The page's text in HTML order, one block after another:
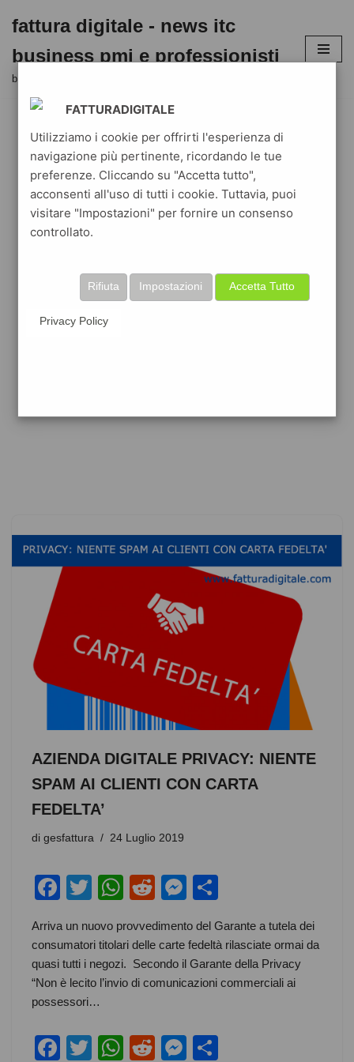
al
contenuto
fattura digitale - news itc
business pmi e professionisti
business blog aziende e liberi professionisti in digitale
AZIENDA DIGITALE PRIVACY: NIENTE
SPAM AI CLIENTI CON CARTA
FEDELTA’
di gesfattura 24 Luglio 2019
F
c
e
b
o
o
T
tt
er
W
at
s
A
p
R
d
di
t
M
ss
e
n
er
n
di
vi
Arriva un nuovo provvedimento del Garante a tutela dei
consumatori titolari delle carte fedeltà rilasciate ormai da
quasi tutti i negozi. Secondo il Garante della Privacy
“Non è lecito l’invio di comunicazioni commerciali ai
possessori…
F
T
W
R
M
FATTURADIGITALE
Utilizziamo i cookie per offrirti l'esperienza di
navigazione più pertinente, ricordando le tue
preferenze. Cliccando su "Accetta tutto",
acconsenti all'uso di tutti i cookie. Tuttavia, puoi
visitare "Impostazioni" per fornire un consenso
controllato.
Accetta Tutto
Impostazioni
Rifiuta
Privacy Policy